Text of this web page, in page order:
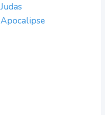
Judas
Apocalipse